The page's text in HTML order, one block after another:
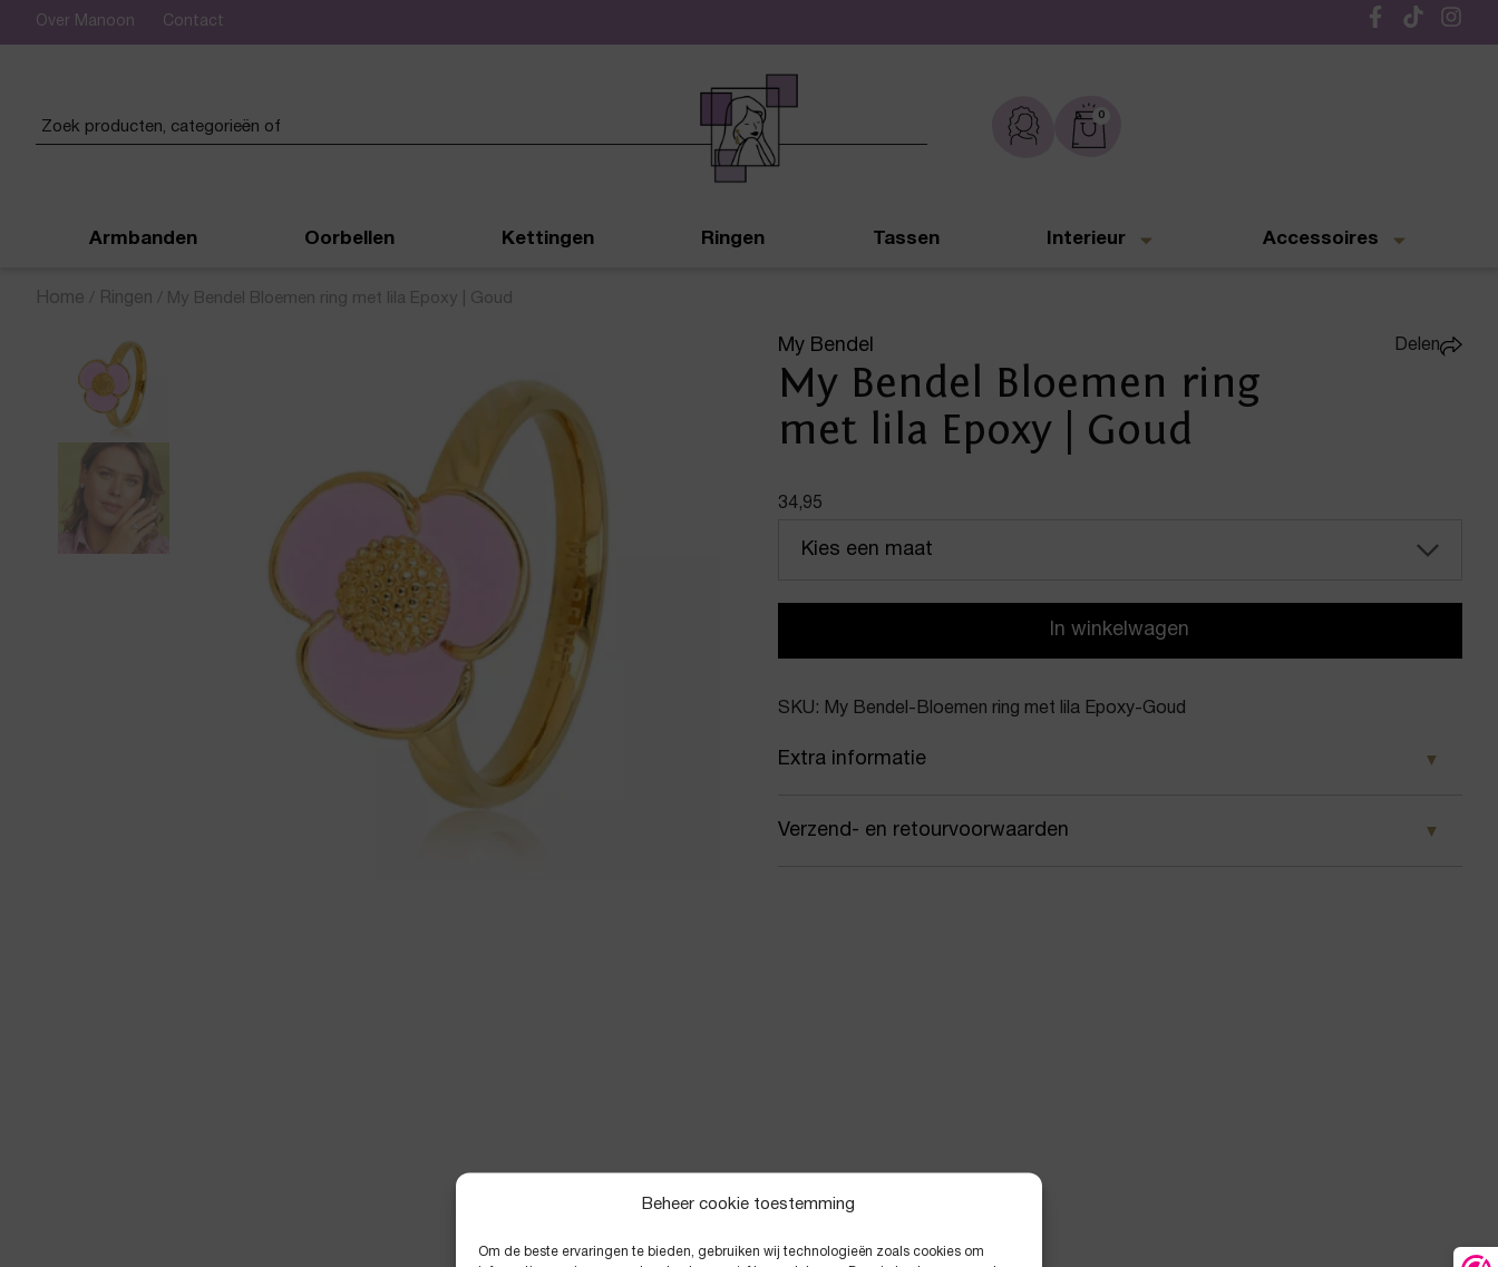
Beheer cookie toestemming
Om de beste ervaringen te bieden, gebruiken wij technologieën zoals cookies om
Over Manoon Contact
Gratis verzending vanaf € 50,-
0
Armbanden Oorbellen Kettingen Ringen Tassen Interieur Accessoires
Home / Ringen / My Bendel Bloemen ring met lila Epoxy | Goud
My Bendel
My Bendel Bloemen ring
met lila Epoxy | Goud
Delen
34,95
Kies een maat
In winkelwagen
SKU: My Bendel-Bloemen ring met lila Epoxy-Goud
Extra informatie
Kleur Goud
Verzend- en retourvoorwaarden